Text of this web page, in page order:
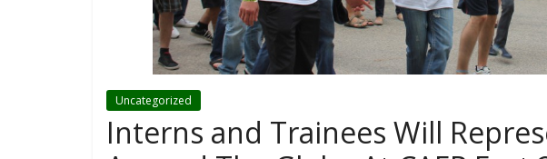
Uncategorized
Interns and Trainees Will